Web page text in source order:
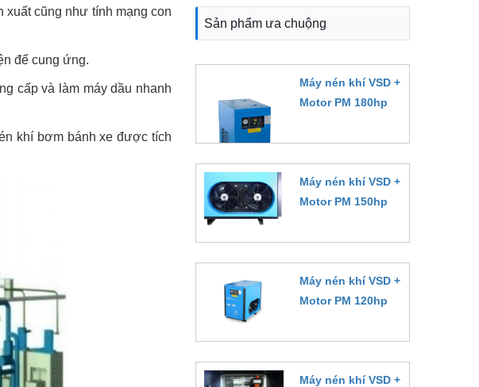
cũng như tính mạng con
để cung ứng.
cấp và làm máy dầu nhanh
khí bơm bánh xe được tích
Sản phẩm ưa chuộng
Máy nén khí VSD +
Motor PM 180hp
Máy nén khí VSD +
Motor PM 150hp
Máy nén khí VSD +
Motor PM 120hp
Máy nén khí VSD +